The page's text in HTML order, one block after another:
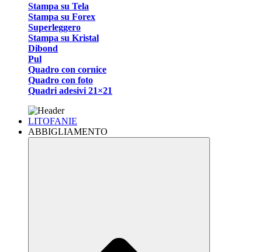
Stampa su Tela
Stampa su Forex
Superleggero
Stampa su Kristal
Dibond
Pul
Quadro con cornice
Quadro con foto
Quadri adesivi 21×21
LITOFANIE
ABBIGLIAMENTO